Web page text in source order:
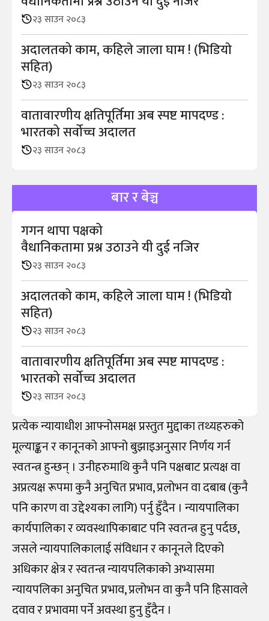
२३ साउन २०८३
अदालतको काम, कहिले जाला घाम ! (भिडियाे
सहित)
२३ साउन २०८३
वातावारणीय क्षतिपूर्तिमा अब स्पष्ट मापदण्ड :
भारतको सर्वोच्च अदालत
२३ साउन २०८३
बार र बेञ्च
गगन थापा पक्षको
वैधानिकतामा प्रश्न उठाउने यी दुई नजिर
२३ साउन २०८३
अदालतको काम, कहिले जाला घाम ! (भिडियाे
सहित)
२३ साउन २०८३
वातावारणीय क्षतिपूर्तिमा अब स्पष्ट मापदण्ड :
भारतको सर्वोच्च अदालत
२३ साउन २०८३
प्रत्येक न्यायाधीश आफ्नोसमक्ष प्रस्तुत मुद्दाका तथ्यहरुको
मूल्याङ्कन र कानूनको आफ्नो बुझाइअनुसार निर्णय गर्न
स्वतन्त्र हुन्छन् । उनीहरुमाथि कुनै पनि पक्षबाट प्रत्यक्ष वा
अप्रत्यक्ष रूपमा कुनै अनुचित प्रभाव, प्रलोभन वा दबाब (कुनै
पनि कारण वा उद्देश्यका लागि) पर्नु हुँदैन । न्यायपालिका
कार्यपालिका र व्यवस्थापिकाबाट पनि स्वतन्त्र हुनु पर्दछ,
जसले न्यायपालिकालाई संविधान र कानूनले दिएको
अधिकार क्षेत्र र स्वतन्त्र न्यायपलिकाको अभ्यासमा
न्यायपलिका अनुचित प्रभाव, प्रलोभन वा कुनै पनि हिसावले
दवाव र प्रभावमा पर्ने अवस्था हुनु हुँदैन ।